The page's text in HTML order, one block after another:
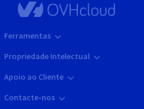
Ferramentas
Propriedade Intelectual
Apoio ao Cliente
Contacte-nos